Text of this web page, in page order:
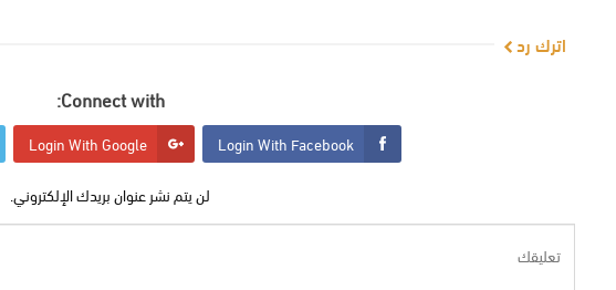
اترك رد
Connect with:
Login With Facebook
Login With Google
لن يتم نشر عنوان بريدك الإلكتروني.